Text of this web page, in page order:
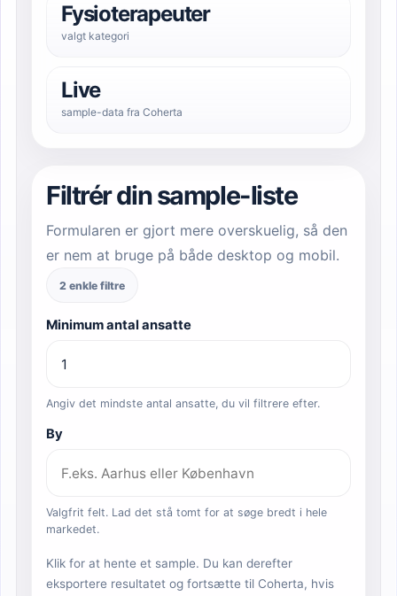
Fysioterapeuter
valgt kategori
Live
sample-data fra Coherta
Filtrér din sample-liste
Formularen er gjort mere overskuelig, så den
er nem at bruge på både desktop og mobil.
2 enkle filtre
Minimum antal ansatte
Angiv det mindste antal ansatte, du vil filtrere efter.
By
Valgfrit felt. Lad det stå tomt for at søge bredt i hele
markedet.
Klik for at hente et sample. Du kan derefter
eksportere resultatet og fortsætte til Coherta, hvis